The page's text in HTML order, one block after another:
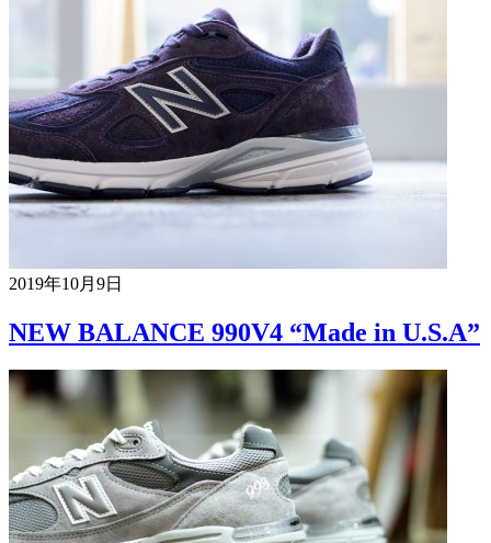
2019年10月9日
NEW BALANCE 990V4 “Made in U.S.A”